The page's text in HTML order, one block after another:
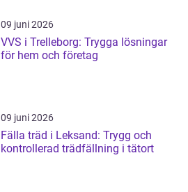
09 juni 2026
VVS i Trelleborg: Trygga lösningar
för hem och företag
09 juni 2026
Fälla träd i Leksand: Trygg och
kontrollerad trädfällning i tätort